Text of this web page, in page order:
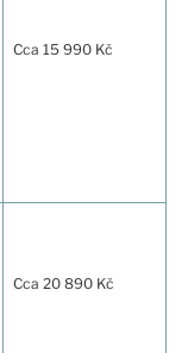
Cca 15 990 Kč
Cca 20 890 Kč